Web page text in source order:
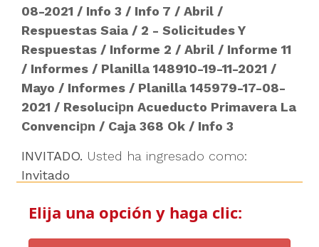
08-2021 / Info 3 / Info 7 / Abril /
Respuestas Saia / 2 - Solicitudes Y
Respuestas / Informe 2 / Abril / Informe 11
/ Informes / Planilla 148910-19-11-2021 /
Mayo / Informes / Planilla 145979-17-08-
2021 / Resoluciрn Acueducto Primavera La
Convenciрn / Caja 368 Ok / Info 3
INVITADO. Usted ha ingresado como:
Invitado
Elija una opción y haga clic: